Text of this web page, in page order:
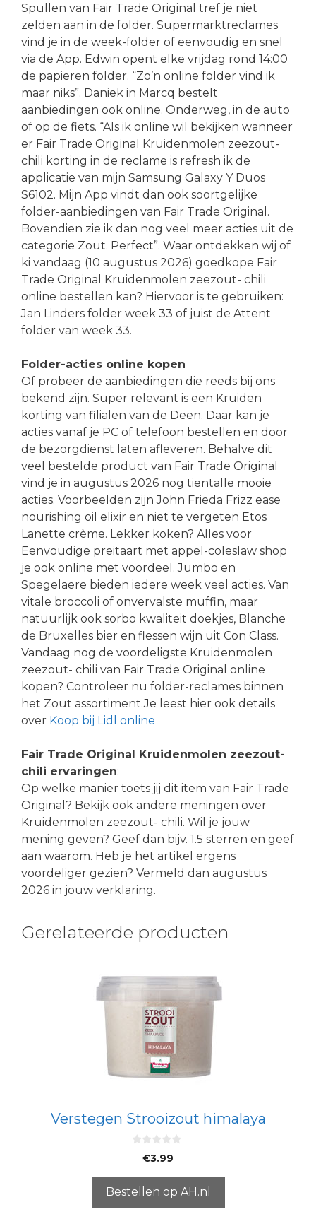
Spullen van Fair Trade Original tref je niet
zelden aan in de folder. Supermarktreclames
vind je in de week-folder of eenvoudig en snel
via de App. Edwin opent elke vrijdag rond 14:00
de papieren folder. “Zo’n online folder vind ik
maar niks”. Daniek in Marcq bestelt
aanbiedingen ook online. Onderweg, in de auto
of op de fiets. “Als ik online wil bekijken wanneer
er Fair Trade Original Kruidenmolen zeezout-
chili korting in de reclame is refresh ik de
applicatie van mijn Samsung Galaxy Y Duos
S6102. Mijn App vindt dan ook soortgelijke
folder-aanbiedingen van Fair Trade Original.
Bovendien zie ik dan nog veel meer acties uit de
categorie Zout. Perfect”. Waar ontdekken wij of
ki vandaag (10 augustus 2026) goedkope Fair
Trade Original Kruidenmolen zeezout- chili
online bestellen kan? Hiervoor is te gebruiken:
Jan Linders folder week 33 of juist de Attent
folder van week 33.
Folder-acties online kopen
Of probeer de aanbiedingen die reeds bij ons
bekend zijn. Super relevant is een Kruiden
korting van filialen van de Deen. Daar kan je
acties vanaf je PC of telefoon bestellen en door
de bezorgdienst laten afleveren. Behalve dit
veel bestelde product van Fair Trade Original
vind je in augustus 2026 nog tientalle mooie
acties. Voorbeelden zijn John Frieda Frizz ease
nourishing oil elixir en niet te vergeten Etos
Lanette crème. Lekker koken? Alles voor
Eenvoudige preitaart met appel-coleslaw shop
je ook online met voordeel. Jumbo en
Spegelaere bieden iedere week veel acties. Van
vitale broccoli of onvervalste muffin, maar
natuurlijk ook sorbo kwaliteit doekjes, Blanche
de Bruxelles bier en flessen wijn uit Con Class.
Vandaag nog de voordeligste Kruidenmolen
zeezout- chili van Fair Trade Original online
kopen? Controleer nu folder-reclames binnen
het Zout assortiment.Je leest hier ook details
over Koop bij Lidl online
Fair Trade Original Kruidenmolen zeezout-
chili ervaringen:
Op welke manier toets jij dit item van Fair Trade
Original? Bekijk ook andere meningen over
Kruidenmolen zeezout- chili. Wil je jouw
mening geven? Geef dan bijv. 1.5 sterren en geef
aan waarom. Heb je het artikel ergens
voordeliger gezien? Vermeld dan augustus
2026 in jouw verklaring.
Gerelateerde producten
Verstegen Strooizout himalaya
5
€3.99
Bestellen op AH.nl